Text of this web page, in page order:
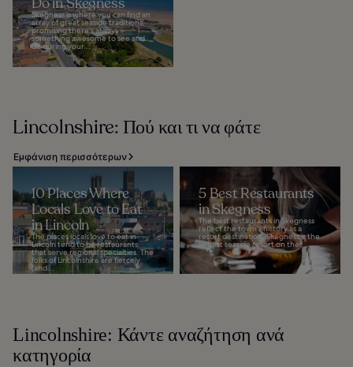
Skegness is where you can find an
array of great seaside traditions,
promising there's always
something awesome to see and
do during your...
Lincolnshire: Πού και τι να φάτε
Εμφάνιση περισσότερων
10 Places Where
Locals Love to Eat
in Lincoln
The places locals love to eat in
Lincoln tend to be restaurants
that serve regional specialties. The
folks of Lincolnshire are fiercely
(and...
5 Best Restaurants
in Skegness
The best restaurants in Skegness
reflect the town's history as a
resort destination. Skegness is the
largest seaside resort on the...
Lincolnshire: Κάντε αναζήτηση ανά
κατηγορία